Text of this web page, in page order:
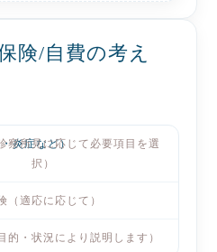
険/自費の考え
炎症など）
察所見に応じて必要項目を選
択）
（適応に応じて）
的・状況により説明します）